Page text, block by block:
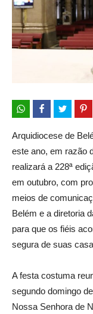
Arquidiocese de
este ano, em razão
realizará a 228ª
em outubro, com
meios de
Belém e a diretoria
para que os fiéis
segura de suas
A festa costuma
segundo domingo
Nossa Senhora de